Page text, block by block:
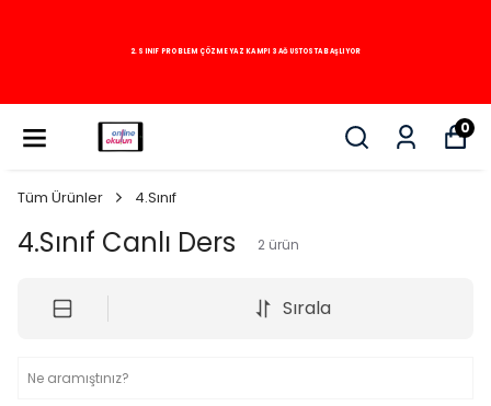
2. SINIF PROBLEM ÇÖZME YAZ KAMPI 3 AĞUSTOSTA BAŞLIYOR
0
Tüm Ürünler 4.Sınıf
4.Sınıf Canlı Ders 2 ürün
Sırala